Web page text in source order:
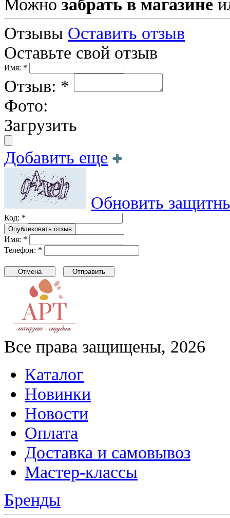
Можно забрать в магазине
Отзывы Оставить отзыв
Оставьте свой отзыв
Имя: *
Отзыв: *
Фото:
Загрузить
Добавить еще
Обновить
Код: *
Имя: *
Телефон: *
Все права защищены, 2026
Каталог
Новинки
Новости
Оплата
Доставка и самовывоз
Мастер-классы
Бренды